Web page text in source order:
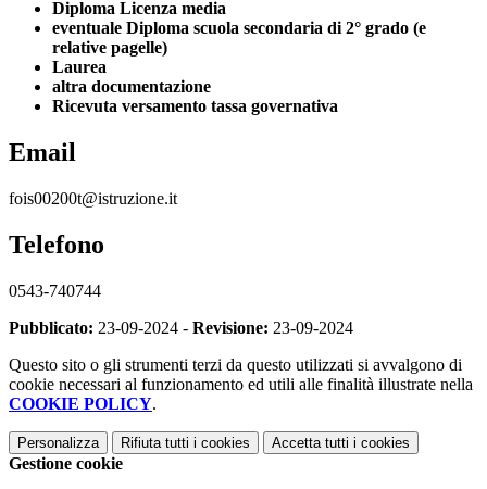
Diploma Licenza media
eventuale Diploma scuola secondaria di 2° grado (e
relative pagelle)
Laurea
altra documentazione
Ricevuta versamento tassa governativa
Email
fois00200t@istruzione.it
Telefono
0543-740744
Pubblicato: 23-09-2024 - Revisione: 23-09-2024
Questo sito o gli strumenti terzi da questo utilizzati si avvalgono di
cookie necessari al funzionamento ed utili alle finalità illustrate nella
COOKIE POLICY.
Personalizza Rifiuta tutti i cookies Accetta tutti i cookies
Gestione cookie